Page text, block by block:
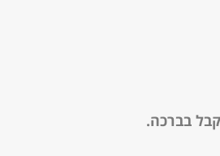
בברכה.